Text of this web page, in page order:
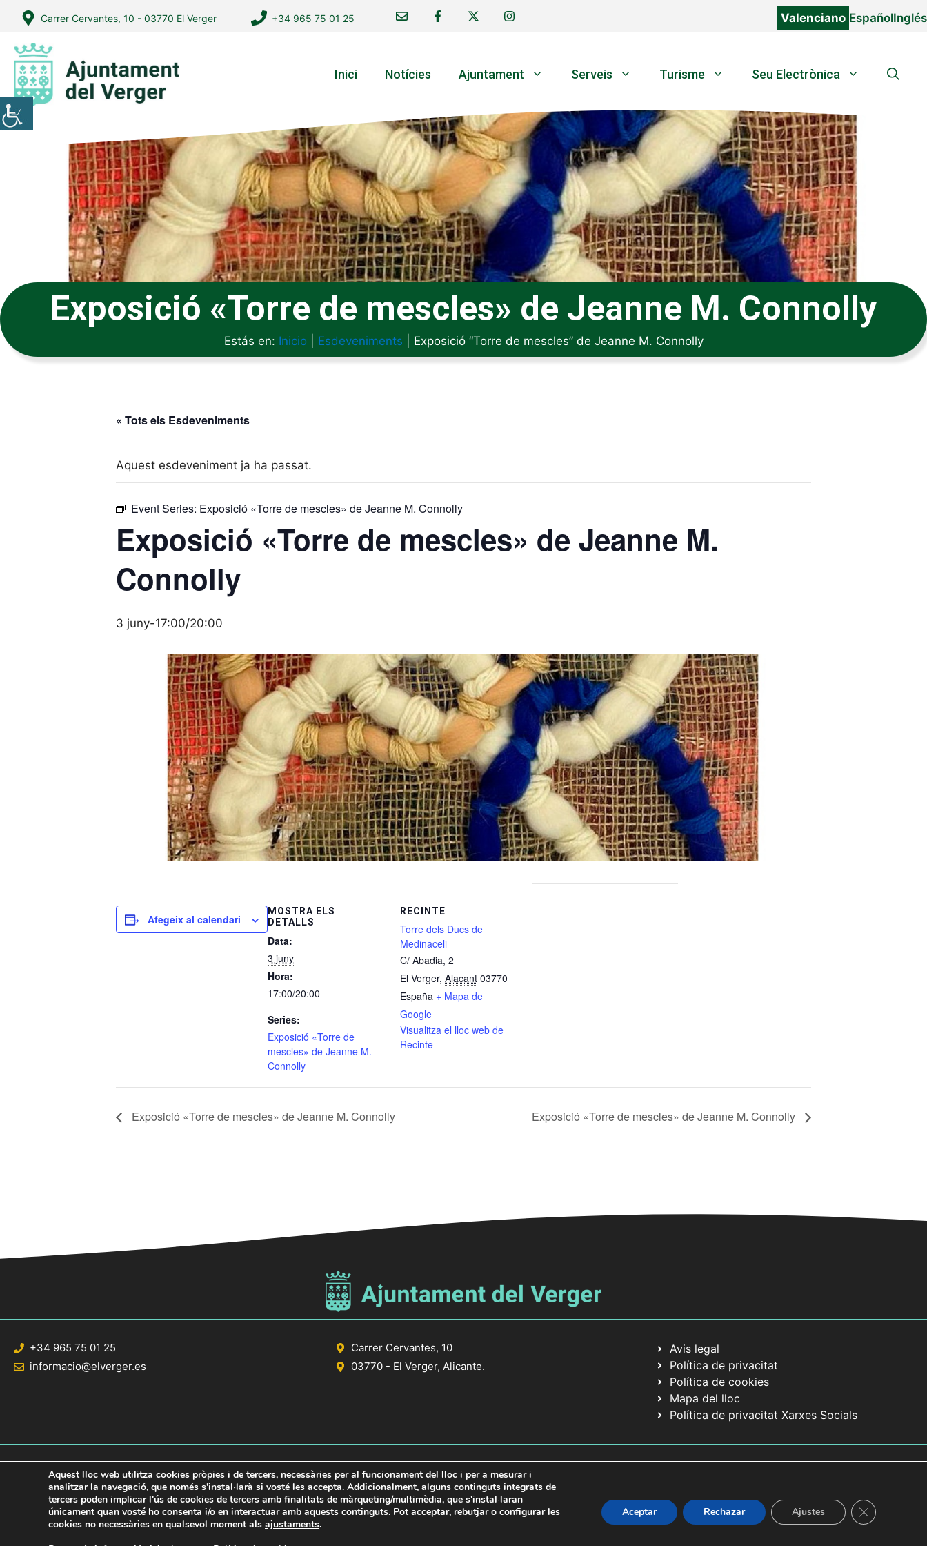
contingut
Carrer Cervantes, 10 - 03770 El Verger +34 965 75 01 25 Valenciano EspañolInglés
Inici Notícies Ajuntament Serveis Turisme Seu Electrònica
Exposició «Torre de mescles» de Jeanne M. Connolly
Estás en: Inicio| Esdeveniments Exposició “Torre de mescles” de Jeanne M. Connolly
« Tots els Esdeveniments
Aquest esdeveniment ja ha passat.
Event Series: Exposició «Torre de mescles» de Jeanne M. Connolly
Exposició «Torre de mescles» de Jeanne M.
Connolly
3 juny-17:00/20:00
Afegeix al calendari
MOSTRA ELS
DETALLS
Data:
3 juny
Hora:
17:00/20:00
Series:
Exposició «Torre de
mescles» de Jeanne M.
Connolly
RECINTE
Torre dels Ducs de
Medinaceli
C/ Abadia, 2
El Verger, Alacant 03770
España + Mapa de
Google
Visualitza el lloc web de
Recinte
Exposició «Torre de mescles» de Jeanne M. Connolly Exposició «Torre de mescles» de Jeanne M. Connolly
+34 965 75 01 25
informacio@elverger.es
Carrer Cervantes, 10
03770 - El Verger, Alicante.
Avis legal
Política de privacitat
Política de cookies
Mapa del lloc
Política de privacitat Xarxes Socials
© 2020 Web desarrollada por el Servicio de Informática de Diputación de Alicante
Aquest lloc web utilitza cookies pròpies i de tercers, necessàries per al funcionament del lloc i per a mesurar i
analitzar la navegació, que només s'instal·larà si vosté les accepta. Addicionalment, alguns continguts integrats de
tercers poden implicar l'ús de cookies de tercers amb finalitats de màrqueting/multimèdia, que s'instal·laran
únicament quan vosté ho consenta i/o en interactuar amb aquests continguts. Pot acceptar, rebutjar o configurar les
cookies no necessàries en qualsevol moment als ajustaments.
Aceptar Rechazar Ajustes Tanca el